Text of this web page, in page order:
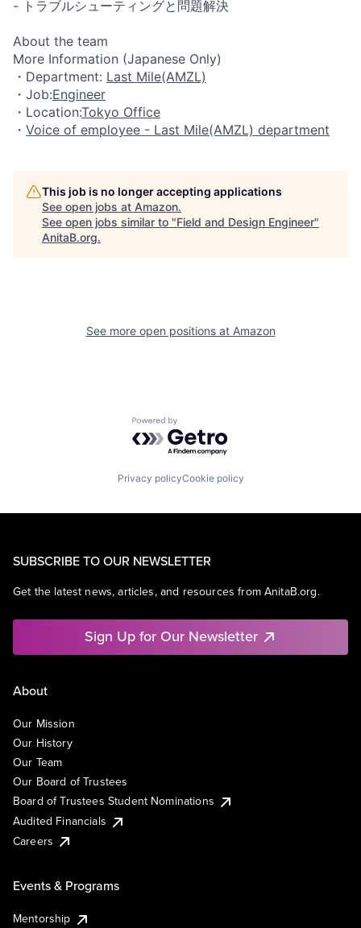
- トラブルシューティングと問題解決
About the team
More Information (Japanese Only)
・Department: Last Mile(AMZL)
・Job:Engineer
・Location:Tokyo Office
・ Voice of employee - Last Mile(AMZL) department
This job is no longer accepting applications
See open jobs at Amazon.
See open jobs similar to "Field and Design Engineer"
AnitaB.org.
See more open positions at Amazon
Powered by Getro.com
Privacy policyCookie policy
SUBSCRIBE TO OUR NEWSLETTER
Get the latest news, articles, and resources from AnitaB.org.
Sign Up for Our Newsletter
About
Our Mission
Our History
Our Team
Our Board of Trustees
Board of Trustees Student Nominations
Audited Financials
Careers
Events & Programs
Mentorship